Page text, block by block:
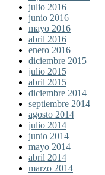
julio 2016
junio 2016
mayo 2016
abril 2016
enero 2016
diciembre 2015
julio 2015
abril 2015
diciembre 2014
septiembre 2014
agosto 2014
julio 2014
junio 2014
mayo 2014
abril 2014
marzo 2014